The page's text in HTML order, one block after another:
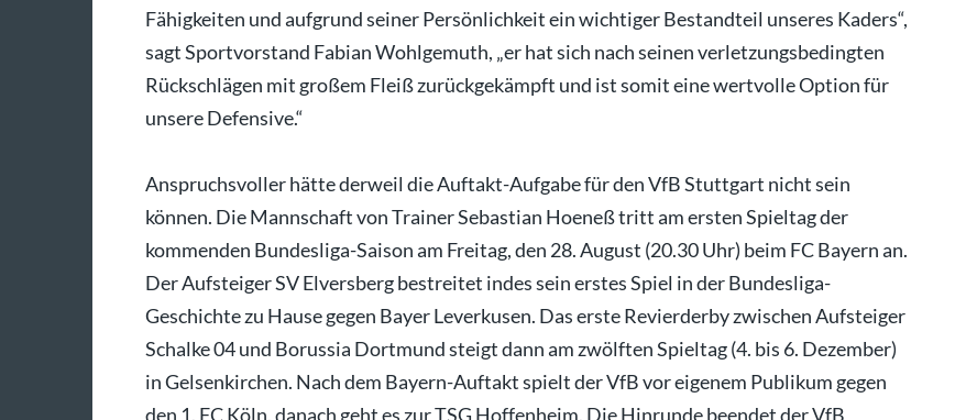
Fähigkeiten und aufgrund seiner Persönlichkeit ein wichtiger Bestandteil unseres Kaders“,
sagt Sportvorstand Fabian Wohlgemuth, „er hat sich nach seinen verletzungsbedingten
Rückschlägen mit großem Fleiß zurückgekämpft und ist somit eine wertvolle Option für
unsere Defensive.“
Anspruchsvoller hätte derweil die Auftakt-Aufgabe für den VfB Stuttgart nicht sein
können. Die Mannschaft von Trainer Sebastian Hoeneß tritt am ersten Spieltag der
kommenden Bundesliga-Saison am Freitag, den 28. August (20.30 Uhr) beim FC Bayern an.
Der Aufsteiger SV Elversberg bestreitet indes sein erstes Spiel in der Bundesliga-
Geschichte zu Hause gegen Bayer Leverkusen. Das erste Revierderby zwischen Aufsteiger
Schalke 04 und Borussia Dortmund steigt dann am zwölften Spieltag (4. bis 6. Dezember)
in Gelsenkirchen. Nach dem Bayern-Auftakt spielt der VfB vor eigenem Publikum gegen
den 1. FC Köln, danach geht es zur TSG Hoffenheim. Die Hinrunde beendet der VfB